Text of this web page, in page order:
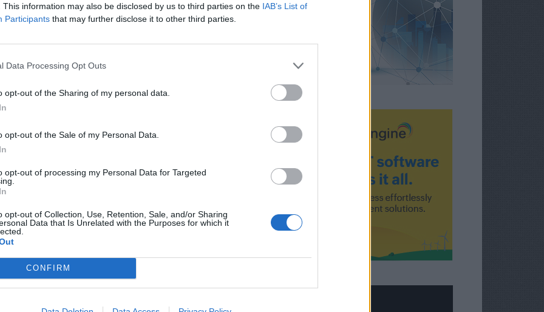
This information may also be disclosed by us to third parties on the IAB’s List of
Participants that may further disclose it to other third parties.
Data Processing Opt Outs
opt-out of the Sharing of my personal data.
opt-out of the Sale of my Personal Data.
opt-out of processing my Personal Data for Targeted
opt-out of Collection, Use, Retention, Sale, and/or Sharing
Data that Is Unrelated with the Purposes for which it
CONFIRM
συνεχούς παραγωγής και αυξημένων
σταθερή, αξιόπιστη απόδοση σε βάθος
λειτουργία αποτελεί βασική προτεραιότητα.
μοντέλα, τα ColorStream 7075, 7100 και 7127,
το λεπτό και μηνιαίο όγκο παραγωγής έως
Διαθέσιμη σε εκδόσεις τόσο για ασπρόμαυρη
προσφέρει την επιλογή ενός συστήματος που
εξασφαλίζει σταθερή απόδοση και
αναβάθμισης.
χαρακτηρίζει τη σειρά ColorStream
inkjet τροφοδοσίας ρολού της Canon, η σειρά
εκτύπωσης native 600 dpi και μελάνια
το νερό. Σε συνδυασμό με την τεχνολογία
απαλούς τόνους και πλούσιες αποχρώσεις,
1200 dpi σε κοινό offset, ανακυκλωμένο και
για σχετικές τεχνολογίες που